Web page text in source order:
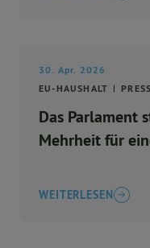
30. Apr. 2026
EU-HAUSHALT
Das Parlament
Mehrheit für
WEITERLESEN